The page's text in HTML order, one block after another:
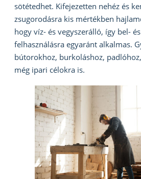
sötétedhet. Kifejezetten nehéz és
zsugorodásra kis mértékben
hogy víz- és vegyszerálló, így bel-
felhasználásra egyaránt alkalmas.
bútorokhoz, burkoláshoz,
még ipari célokra is.